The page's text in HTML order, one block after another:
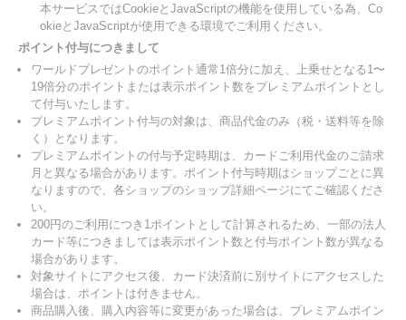
本サービスではCookieとJavaScriptの機能を使用している為、Co
okieとJavaScriptが使用できる環境でご利用ください。
ポイント付与につきまして
ワールドプレゼントのポイント通常1倍分に加え、上乗せとなる1〜
19倍分のポイントまたは表示ポイント数をプレミアムポイントとし
て付与いたします。
プレミアムポイント付与の対象は、商品代金のみ（税・送料等を除
く）となります。
プレミアムポイントの付与予定時期は、カードご利用代金のご請求
月と異なる場合があります。ポイント付与時期はショップごとに異
なりますので、各ショップのショップ詳細ページにてご確認くださ
い。
200円のご利用につき1ポイントとして計算されるため、一部の法人
カード等につきましては表示ポイント数と付与ポイント数が異なる
場合があります。
対象サイトにアクセス後、カード決済前に別サイトにアクセスした
場合は、ポイントは付きません。
商品購入後、購入内容等に変更があった場合は、プレミアムポイン